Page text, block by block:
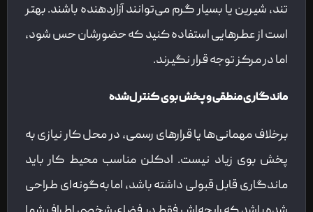
تند، شیرین یا بسیار گرم می‌توانند آزاردهنده باشند. بهتر
است از عطرهایی استفاده کنید که حضورشان حس شود،
اما در مرکز توجه قرار نگیرند.
ماندگاری منطقی و پخش بوی کنترل‌شده
برخلاف مهمانی‌ها یا قرارهای رسمی، در محل کار نیازی به
پخش بوی زیاد نیست. ادکلن مناسب محیط کار باید
ماندگاری قابل قبولی داشته باشد، اما به‌گونه‌ای طراحی